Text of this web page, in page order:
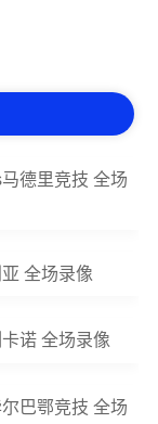
德里竞技 全场
全场录像
诺 全场录像
巴鄂竞技 全场